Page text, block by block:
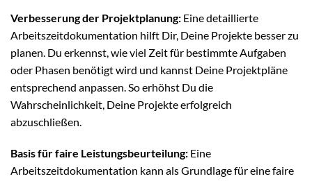
Verbesserung der Projektplanung: Eine detaillierte
Arbeitszeitdokumentation hilft Dir, Deine Projekte besser zu
planen. Du erkennst, wie viel Zeit für bestimmte Aufgaben
oder Phasen benötigt wird und kannst Deine Projektpläne
entsprechend anpassen. So erhöhst Du die
Wahrscheinlichkeit, Deine Projekte erfolgreich
abzuschließen.
Basis für faire Leistungsbeurteilung: Eine
Arbeitszeitdokumentation kann als Grundlage für eine faire